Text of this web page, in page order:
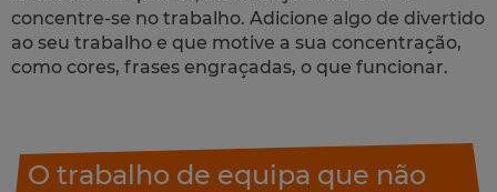
concentre-se no trabalho. Adicione algo de divertido
ao seu trabalho e que motive a sua concentração,
como cores, frases engraçadas, o que funcionar.
O trabalho de equipa que não